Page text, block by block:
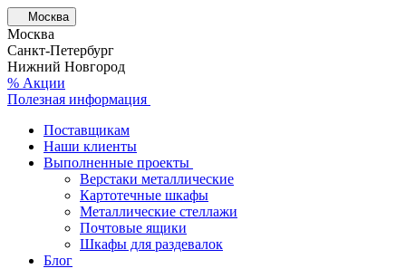
Москва
Москва
Санкт-Петербург
Нижний Новгород
% Акции
Полезная информация
Поставщикам
Наши клиенты
Выполненные проекты
Верстаки металлические
Картотечные шкафы
Металлические стеллажи
Почтовые ящики
Шкафы для раздевалок
Блог